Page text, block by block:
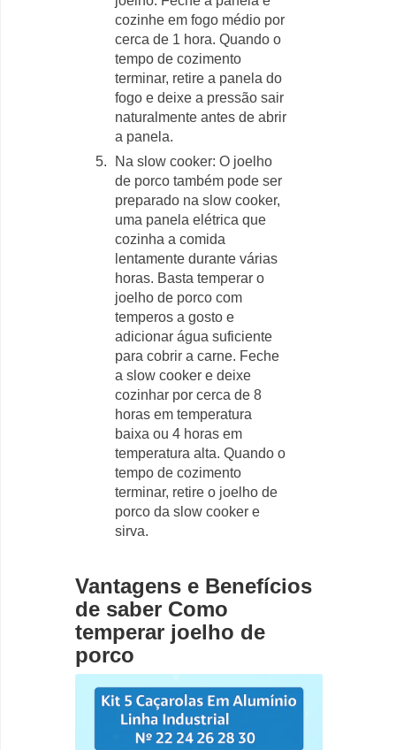
cozinhe em fogo médio por
cerca de 1 hora. Quando o
tempo de cozimento
terminar, retire a panela do
fogo e deixe a pressão sair
naturalmente antes de abrir
a panela.
Na slow cooker: O joelho
de porco também pode ser
preparado na slow cooker,
uma panela elétrica que
cozinha a comida
lentamente durante várias
horas. Basta temperar o
joelho de porco com
temperos a gosto e
adicionar água suficiente
para cobrir a carne. Feche
a slow cooker e deixe
cozinhar por cerca de 8
horas em temperatura
baixa ou 4 horas em
temperatura alta. Quando o
tempo de cozimento
terminar, retire o joelho de
porco da slow cooker e
sirva.
Vantagens e Benefícios
de saber Como
temperar joelho de
porco